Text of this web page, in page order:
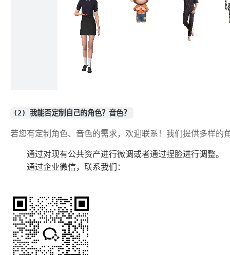
(2) 我能否定制自己的角色？音色？
若您有定制角色、音色的需求，欢迎联系！我们提供多样的
通过对现有公共资产进行微调或者通过捏脸进行调整。
通过企业微信，联系我们：